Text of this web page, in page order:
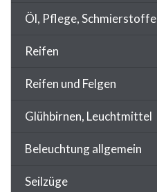
Öl, Pflege, Schmierstoffe
Reifen
Reifen und Felgen
Glühbirnen, Leuchtmittel
Beleuchtung allgemein
Seilzüge